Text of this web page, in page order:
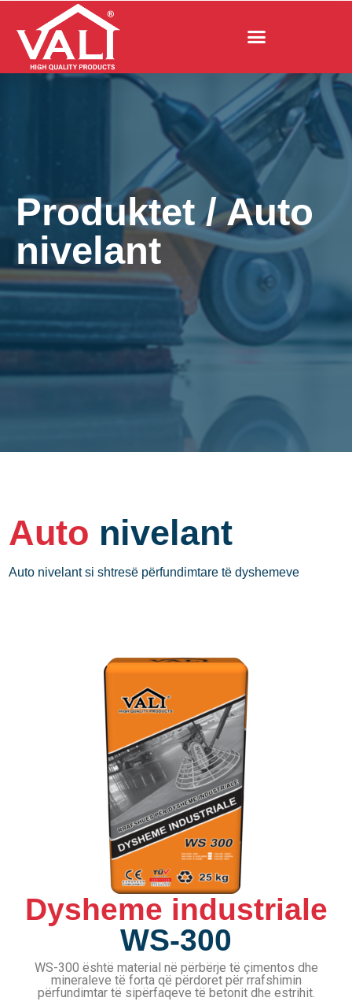
Produktet /Auto
nivelant
Auto nivelant
Auto nivelant si shtresë përfundimtare të dyshemeve
Dysheme industriale
WS-300
WS-300 është material në përbërje të çimentos dhe
mineraleve të forta që përdoret për rrafshimin
përfundimtar të sipërfaqeve të betonit dhe estrihit.